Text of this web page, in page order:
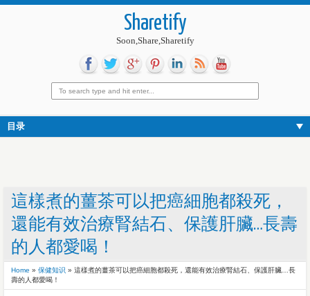
Sharetify
Soon,Share,Sharetify
目录
這樣煮的薑茶可以把癌細胞都殺死，
還能有效治療腎結石、保護肝臟…長壽
的人都愛喝！
Home » 保健知识 » 這樣煮的薑茶可以把癌細胞都殺死，還能有效治療腎結石、保護肝臟…長
壽的人都愛喝！